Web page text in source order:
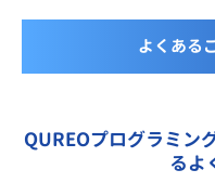
よくある
QUREOプログラミン
るよ